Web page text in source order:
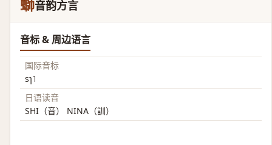
螄音韵方言
音标 & 周边语言
国际音标
sɿ˥
日语读音
SHI（音） NINA（訓）